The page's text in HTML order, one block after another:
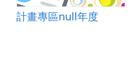
計畫專區null年度